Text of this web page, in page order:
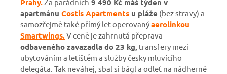
Prahy.
9 490 Kč máš týden v
apartmánu Costis Apartments u pláže (bez stravy) a
samozřejmě také přímý let operovanýaerolinkou
Smartwings.V ceně je zahrnutá přeprava
odbaveného zavazadla do 23 kg, transfery mezi
ubytováním a letištěm a služby česky mluvícího
delegáta. Tak neváhej, sbal si bágl a odleť na nádherné